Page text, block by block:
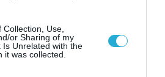
Use,
or Sharing of my
Is Unrelated with the
it was collected.
την Ευρώπη: «Μην